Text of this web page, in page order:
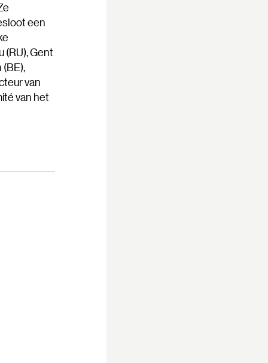
een
(RU), Gent
(BE),
van
van het